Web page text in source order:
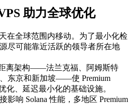
助力全球优化
在全球范围内移动。为了最小化检
尽可能靠近活跃的领导者所在地
离架构——法兰克福、阿姆斯特
东京和新加坡——使 Premium
化、延迟最小化的基础设施。
影响 Solana 性能，多地区 Premium